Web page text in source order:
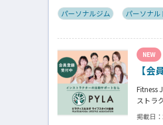
パーソナルジム パーソナル
NEW
【
Fitness
ストラ
掲載日：